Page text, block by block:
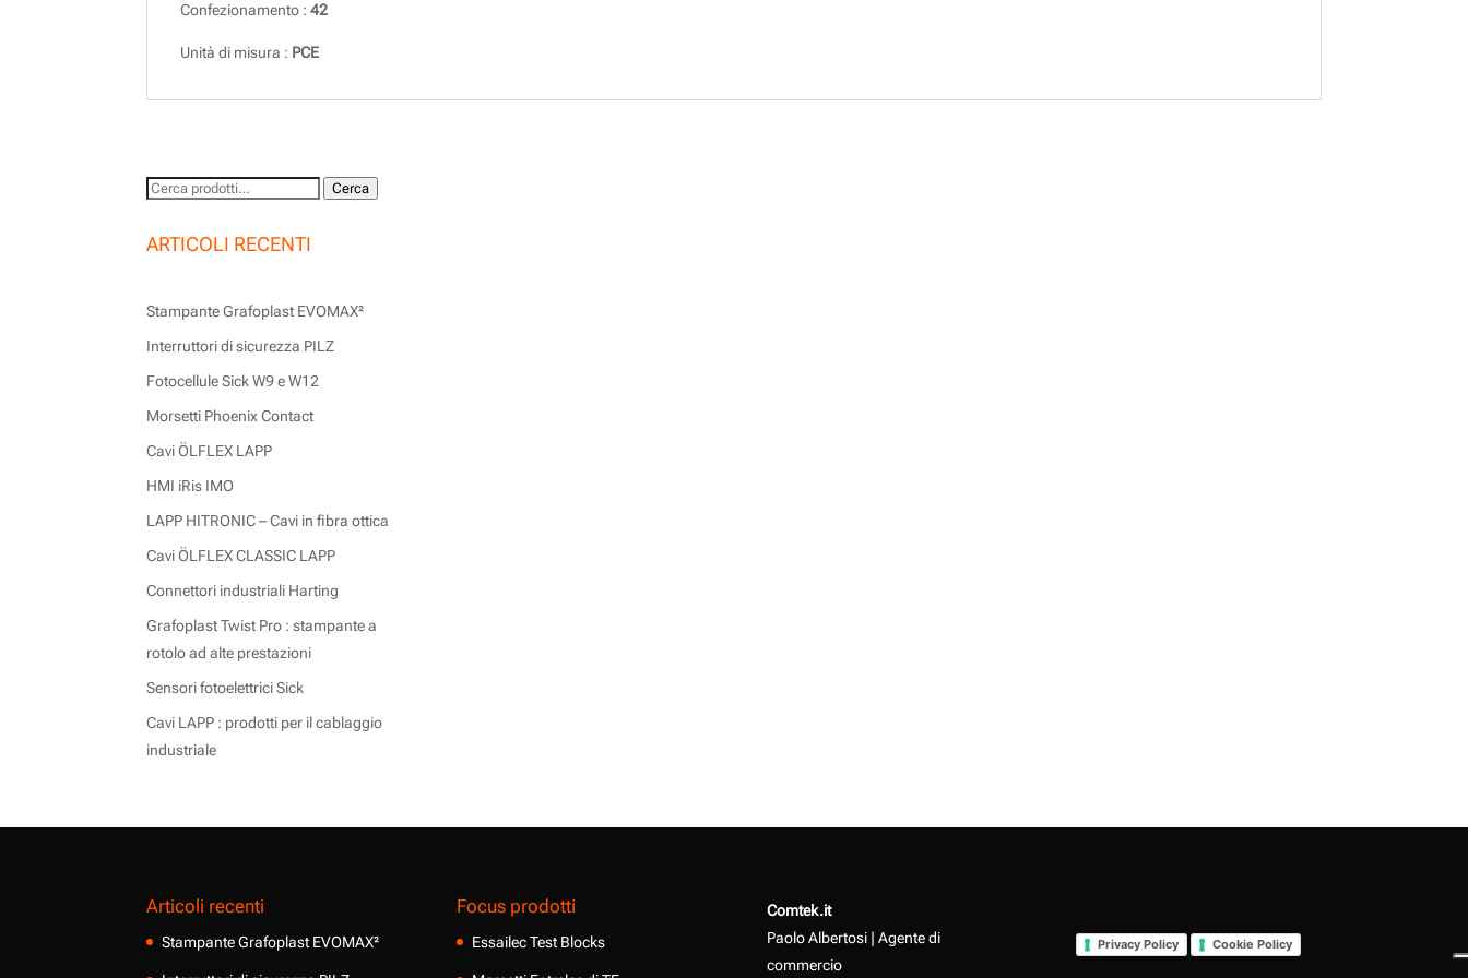
Confezionamento :42
Unità di misura : PCE
Cerca: Cerca
ARTICOLI RECENTI
Stampante Grafoplast EVOMAX²
Interruttori di sicurezza PILZ
Fotocellule Sick W9 e W12
Morsetti Phoenix Contact
Cavi ÖLFLEX LAPP
HMI iRis IMO
LAPP HITRONIC – Cavi in fibra ottica
Cavi ÖLFLEX CLASSIC LAPP
Connettori industriali Harting
Grafoplast Twist Pro : stampante a
rotolo ad alte prestazioni
Sensori fotoelettrici Sick
Cavi LAPP : prodotti per il cablaggio
industriale
Articoli recenti
Stampante Grafoplast EVOMAX²
Focus prodotti
Essailec Test Blocks
Comtek.it
Paolo Albertosi | Agente di
commercio
Privacy Policy Cookie Policy